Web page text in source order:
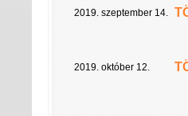
2019. szeptember 14.
2019. október 12.